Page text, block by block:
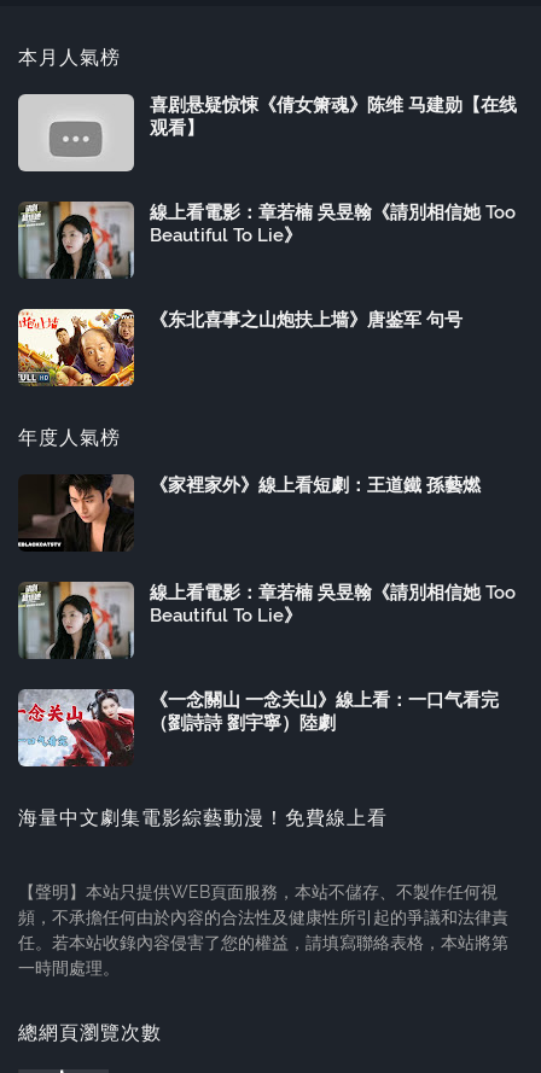
本月人氣榜
喜剧悬疑惊悚《倩女箫魂》陈维 马建勋【在线
观看】
線上看電影：章若楠 吳昱翰《請別相信她 Too
Beautiful To Lie》
《东北喜事之山炮扶上墙》唐鉴军 句号
年度人氣榜
《家裡家外》線上看短劇：王道鐵 孫藝燃
線上看電影：章若楠 吳昱翰《請別相信她 Too
Beautiful To Lie》
《一念關山 一念关山》線上看：一口气看完
（劉詩詩 劉宇寧）陸劇
海量中文劇集電影綜藝動漫！免費線上看
【聲明】本站只提供WEB頁面服務，本站不儲存、不製作任何視
頻，不承擔任何由於內容的合法性及健康性所引起的爭議和法律責
任。若本站收錄內容侵害了您的權益，請填寫聯絡表格，本站將第
一時間處理。
總網頁瀏覽次數